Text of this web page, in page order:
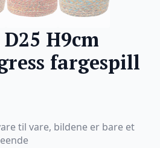
H9cm
fargespill
til vare, bildene er bare et